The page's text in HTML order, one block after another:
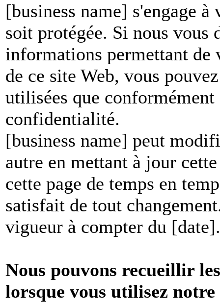
[business name] s'engage
soit protégée. Si nous vous
informations permettant
de ce site Web, vous
utilisées que
confidentialité.
[business name] peut
autre en mettant à jour
cette page de temps en
satisfait de tout
vigueur à compter du [date].
Nous pouvons recueillir
lorsque vous utilisez notre